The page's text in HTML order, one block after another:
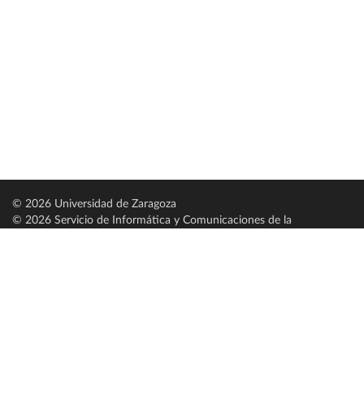
© 2026 Universidad de Zaragoza
© 2026 Servicio de Informática y Comunicaciones de la